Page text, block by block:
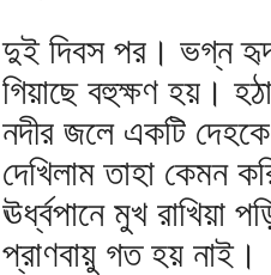
দুই দিবস পর। ভগ্ন
গিয়াছে বহুক্ষণ হয়।
নদীর জলে একটি দেহকে
দেখিলাম তাহা কেমন
ঊর্ধ্বপানে মুখ রাখিয়া
প্রাণবায়ু গত হয় নাই।